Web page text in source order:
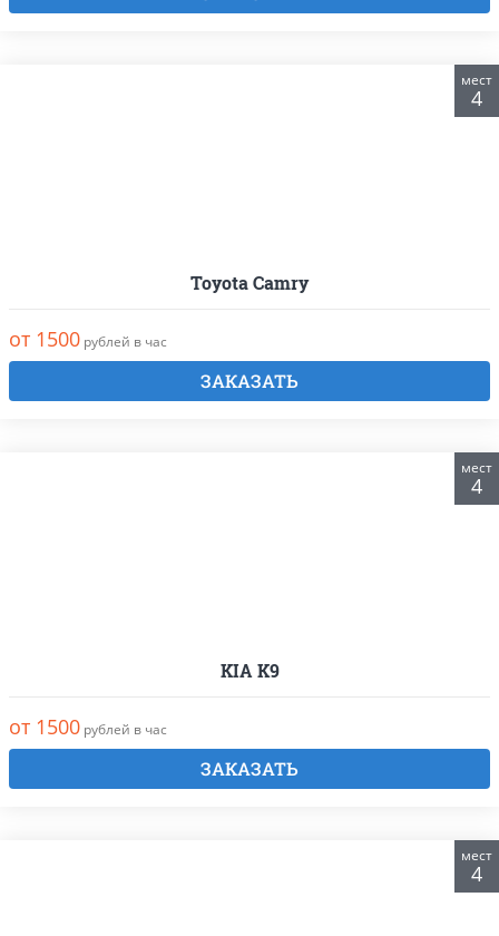
мест
4
Toyota Camry
от 1500 рублей в час
ЗАКАЗАТЬ
мест
4
KIA K9
от 1500 рублей в час
ЗАКАЗАТЬ
мест
4